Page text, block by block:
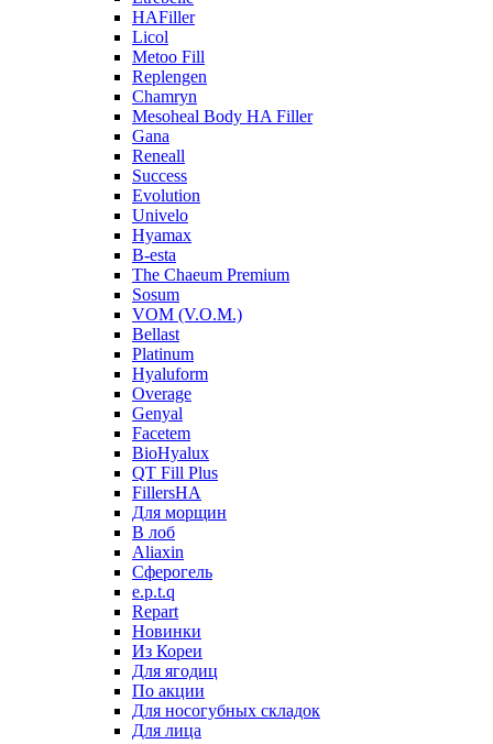
HAFiller
Licol
Metoo Fill
Replengen
Chamryn
Mesoheal Body HA Filler
Gana
Reneall
Success
Evolution
Univelo
Hyamax
B-esta
The Chaeum Premium
Sosum
VOM (V.O.M.)
Bellast
Platinum
Hyaluform
Overage
Genyal
Facetem
BioHyalux
QT Fill Plus
FillersHA
Для морщин
В лоб
Aliaxin
Сферогель
e.p.t.q
Repart
Новинки
Из Кореи
Для ягодиц
По акции
Для носогубных складок
Для лица